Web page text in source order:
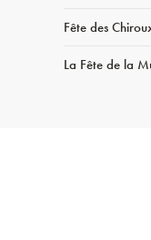
Fête des
La Fête de la